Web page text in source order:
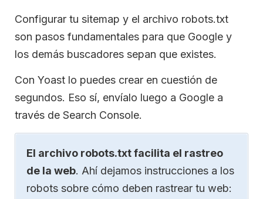
Configurar tu sitemap y el archivo robots.txt
son pasos fundamentales para que Google y
los demás buscadores sepan que existes.
Con Yoast lo puedes crear en cuestión de
segundos. Eso sí, envíalo luego a Google a
través de Search Console.
El archivo robots.txt facilita el rastreo
de la web. Ahí dejamos instrucciones a los
robots sobre cómo deben rastrear tu web: